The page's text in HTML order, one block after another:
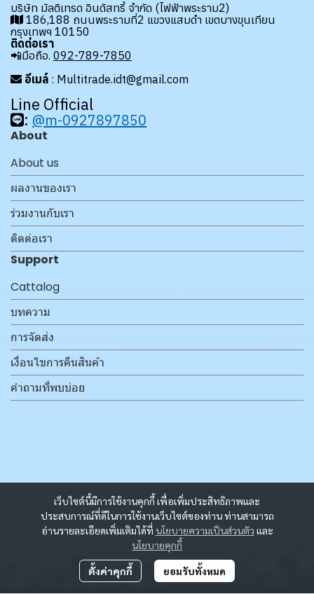
เว็บไซต์นี้มีการใช้งานคุกกี้ เพื่อเพิ่มประสิทธิภาพและ
ประสบการณ์ที่ดีในการใช้งานเว็บไซต์ของท่าน ท่านสามารถ
อ่านรายละเอียดเพิ่มเติมได้ที่ นโยบายความเป็นส่วนตัว และ
นโยบายคุกกี้
ตั้งค่าคุกกี้ ยอมรับทั้งหมด
บริษัท มัลติเทรด อินดัสทรี้ จำกัด (ไฟฟ้าพระราม2)
186,188 ถนนพระรามที่2 แขวงแสมดำ เขตบางขุนเทียน
กรุงเทพฯ 10150
ติดต่อเรา
📲มือถือ. 092-789-7850
อีเมล์ : Multitrade.idt@gmail.com
Line Official
: @m-0927897850
About
About us
ผลงานของเรา
ร่วมงานกับเรา
ติดต่อเรา
Support
Cattalog
บทความ
การจัดส่ง
เงื่อนไขการคืนสินค้า
คำถามที่พบบ่อย